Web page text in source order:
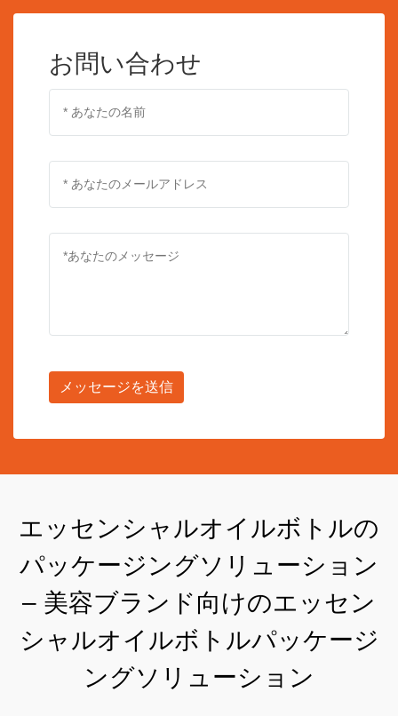
お問い合わせ
メッセージを送信
エッセンシャルオイルボトルの
パッケージングソリューション
– 美容ブランド向けのエッセン
シャルオイルボトルパッケージ
ングソリューション